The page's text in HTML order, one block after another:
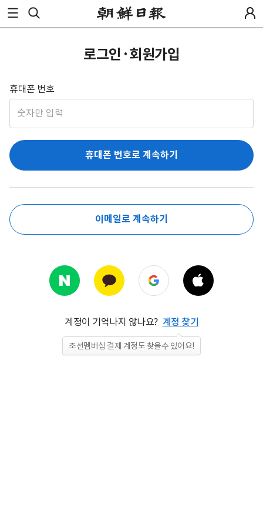
로그인·회원가입
휴대폰 번호
휴대폰 번호로 계속하기
이메일로 계속하기
계정이 기억나지 않나요? 계정 찾기
조선멤버십 결제 계정도 찾을수 있어요!